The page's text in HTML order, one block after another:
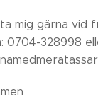
mig gärna vid
0704-328998